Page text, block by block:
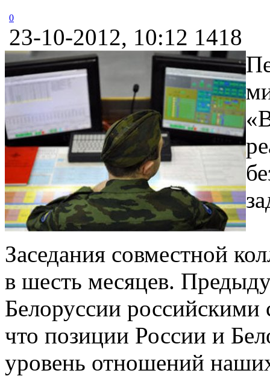
0
23-10-2012, 10:12 1418
Заседания совместной
в шесть месяцев.
Белоруссии
что позиции России и
уровень отношений